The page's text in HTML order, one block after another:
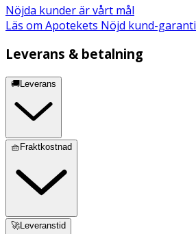
Nöjda kunder är vårt mål
Läs om Apotekets Nöjd kund-garanti
Leverans & betalning
🚚Leverans
🧺Fraktkostnad
🚀Leveranstid